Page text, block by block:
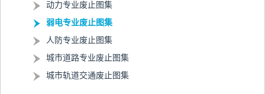
动力专业废止图集
弱电专业废止图集
人防专业废止图集
城市道路专业废止图集
城市轨道交通废止图集